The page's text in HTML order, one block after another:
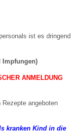
ist es dringend
Impfungen)
ANMELDUNG
angeboten
kranken Kind in die